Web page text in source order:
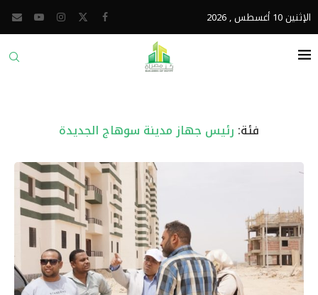
الإثنين 10 أغسطس , 2026
فئة: رئيس جهاز مدينة سوهاج الجديدة